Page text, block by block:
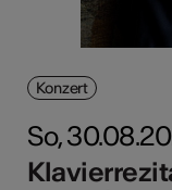
Konzert
So,